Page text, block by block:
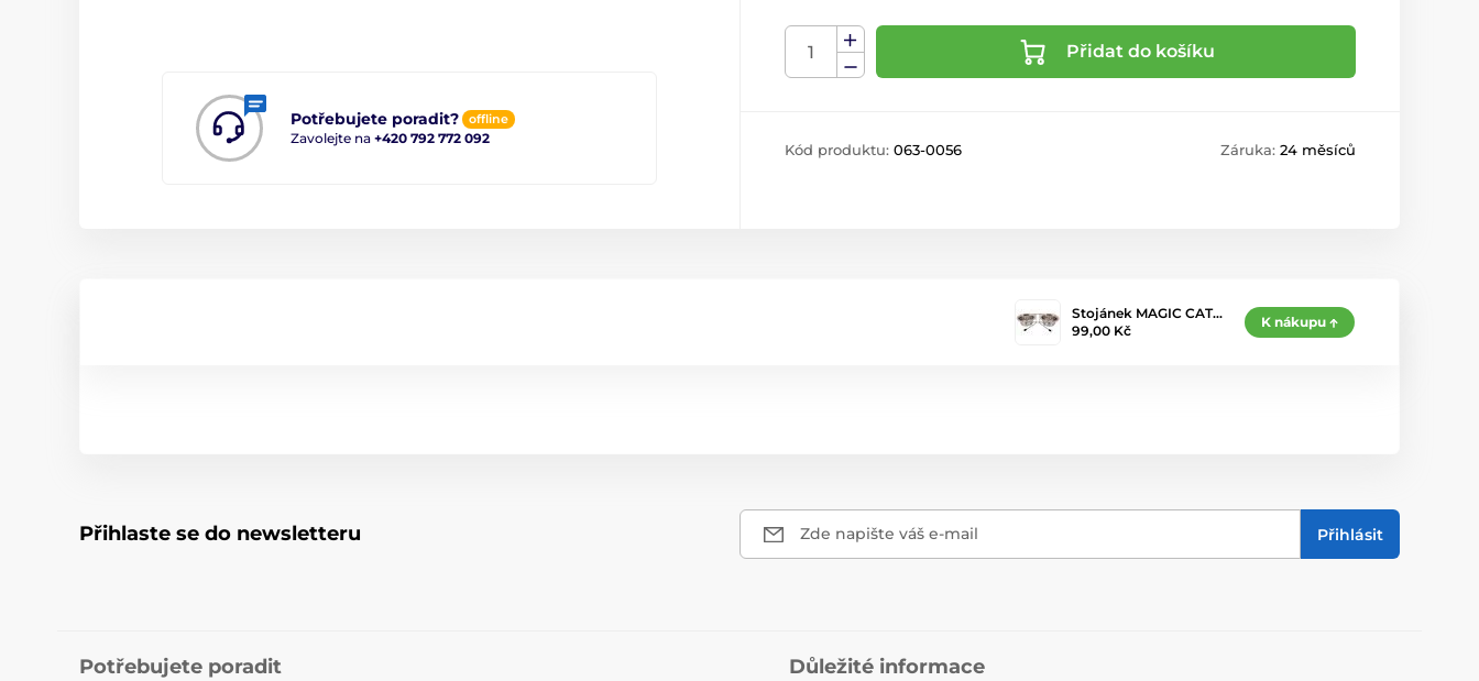
Potřebujete poradit? offline
Zavolejte na +420 792 772 092
Přidat do košíku
Kód produktu: 063-0056 Záruka: 24 měsíců
Stojánek MAGIC CAT…
99,00 Kč
K nákupu
Přihlaste se do newsletteru Zde napište váš e-mail Přihlásit
Potřebujete poradit Důležité informace